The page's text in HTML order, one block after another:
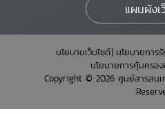
แผนผังเ
นโยบายเว็บไซต์ นโยบายการ
นโยบายการคุ้มครอ
Copyright © 2026 ศูนย์สารสน